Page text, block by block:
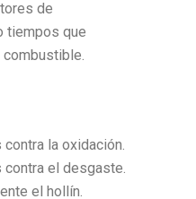
de
tiempos que
la oxidación.
el desgaste.
el hollín.